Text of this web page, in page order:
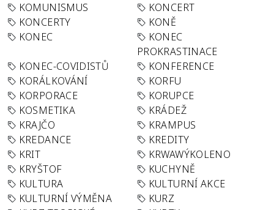
KOMUNISMUS
KONCERT
KONCERTY
KONĚ
KONEC
KONEC
PROKRASTINACE
KONEC-COVIDISTŮ
KONFERENCE
KORÁLKOVÁNÍ
KORFU
KORPORACE
KORUPCE
KOSMETIKA
KRÁDEŽ
KRAJČO
KRAMPUS
KREDANCE
KREDITY
KRIT
KRWAWÝKOLENO
KRYŠTOF
KUCHYNĚ
KULTURA
KULTURNÍ AKCE
KULTURNÍ VÝMĚNA
KURZ